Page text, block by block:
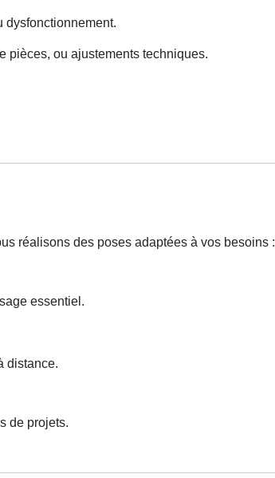
dysfonctionnement.
pièces, ou ajustements techniques.
réalisons des poses adaptées à vos besoins :
essentiel.
distance.
de projets.